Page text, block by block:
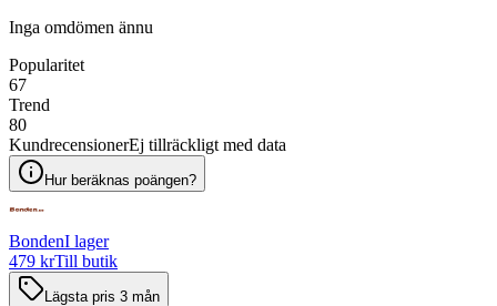
Inga omdömen ännu
Popularitet
67
Trend
80
KundrecensionerEj tillräckligt med data
Hur beräknas poängen?
BondenI lager
479 krTill butik
Lägsta pris 3 mån